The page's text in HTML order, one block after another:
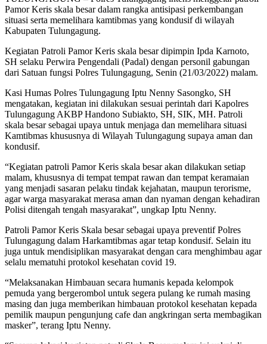
Pamor Keris skala besar dalam rangka antisipasi perkembangan
situasi serta memelihara kamtibmas yang kondusif di wilayah
Kabupaten Tulungagung.
Kegiatan Patroli Pamor Keris skala besar dipimpin Ipda Karnoto,
SH selaku Perwira Pengendali (Padal) dengan personil gabungan
dari Satuan fungsi Polres Tulungagung, Senin (21/03/2022) malam.
Kasi Humas Polres Tulungagung Iptu Nenny Sasongko, SH
mengatakan, kegiatan ini dilakukan sesuai perintah dari Kapolres
Tulungagung AKBP Handono Subiakto, SH, SIK, MH. Patroli
skala besar sebagai upaya untuk menjaga dan memelihara situasi
Kamtibmas khususnya di Wilayah Tulungagung supaya aman dan
kondusif.
“Kegiatan patroli Pamor Keris skala besar akan dilakukan setiap
malam, khususnya di tempat tempat rawan dan tempat keramaian
yang menjadi sasaran pelaku tindak kejahatan, maupun terorisme,
agar warga masyarakat merasa aman dan nyaman dengan kehadiran
Polisi ditengah tengah masyarakat”, ungkap Iptu Nenny.
Patroli Pamor Keris Skala besar sebagai upaya preventif Polres
Tulungagung dalam Harkamtibmas agar tetap kondusif. Selain itu
juga untuk mendisiplikan masyarakat dengan cara menghimbau agar
selalu mematuhi protokol kesehatan covid 19.
“Melaksanakan Himbauan secara humanis kepada kelompok
pemuda yang bergerombol untuk segera pulang ke rumah masing
masing dan juga memberikan himbauan protokol kesehatan kepada
pemilik maupun pengunjung cafe dan angkringan serta membagikan
masker”, terang Iptu Nenny.